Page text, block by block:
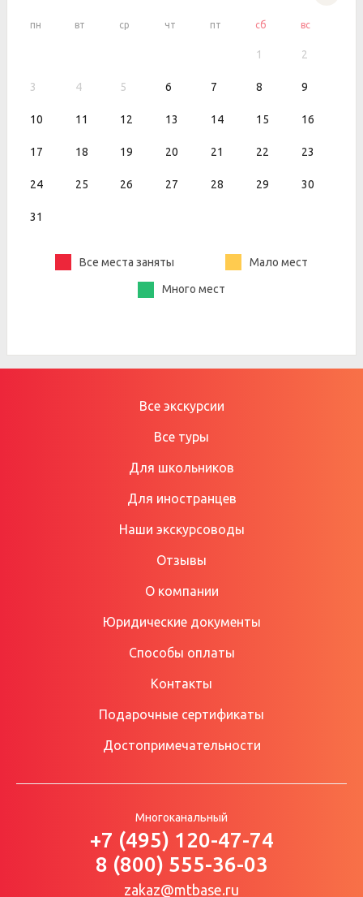
пн вт ср чт пт сб вс
1 2
3 4 5 6 7 8 9
10 11 12 13 14 15 16
17 18 19 20 21 22 23
24 25 26 27 28 29 30
31
Все места заняты Мало мест
Много мест
Все экскурсии
Все туры
Для школьников
Для иностранцев
Наши экскурсоводы
Отзывы
О компании
Юридические документы
Способы оплаты
Контакты
Подарочные сертификаты
Достопримечательности
Многоканальный
+7 (495) 120-47-74
8 (800) 555-36-03
zakaz@mtbase.ru